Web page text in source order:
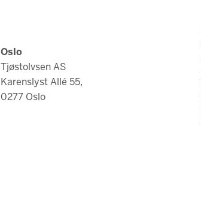
Oslo
Tjøstolvsen AS
Karenslyst Allé 55,
0277 Oslo